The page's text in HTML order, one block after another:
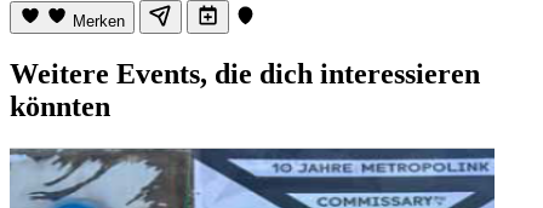
Merken
Weitere Events, die dich interessieren
könnten